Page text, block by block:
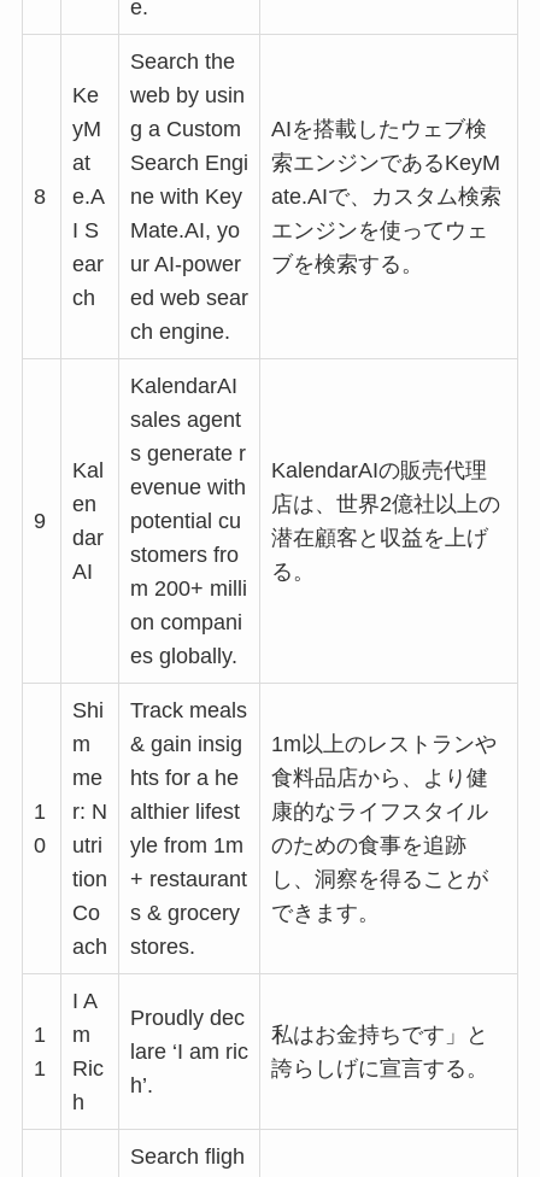
e.
8
Ke
yM
at
e.A
I S
ear
ch
Search the
web by usin
g a Custom
Search Engi
ne with Key
Mate.AI, yo
ur AI-power
ed web sear
ch engine.
AIを搭載したウェブ検
索エンジンであるKeyM
ate.AIで、カスタム検索
エンジンを使ってウェ
ブを検索する。
9
Kal
en
dar
AI
KalendarAI
sales agent
s generate r
evenue with
potential cu
stomers fro
m 200+ milli
on compani
es globally.
KalendarAIの販売代理
店は、世界2億社以上の
潜在顧客と収益を上げ
る。
1
0
Shi
m
me
r: N
utri
tion
Co
ach
Track meals
& gain insig
hts for a he
althier lifest
yle from 1m
+ restaurant
s & grocery
stores.
1m以上のレストランや
食料品店から、より健
康的なライフスタイル
のための食事を追跡
し、洞察を得ることが
できます。
1
1
I A
m
Ric
h
Proudly dec
lare ‘I am ric
h’.
私はお金持ちです」と
誇らしげに宣言する。
Search fligh